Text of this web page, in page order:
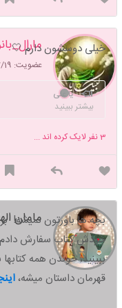
عضویت: 1401/07/19
خیلی دوسشون دارم 🤍
یا علی
بیشتر ببینید
3نفر لایک کرده اند ...
مامان
بچه ها باورتون نمیشه!
خودش کتاب سفارش دادم،
ببینید،خوندن همه
قهرمان داستان میشه،